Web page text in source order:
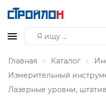
Главная Каталог
Измерительный
Лазерные уровни,